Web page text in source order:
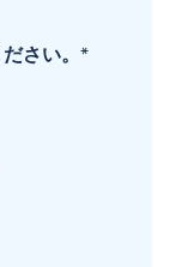
さい。 *